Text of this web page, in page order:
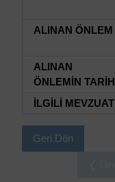
ALINAN ÖNLEM
ALINAN
ÖNLEMİN TARİHİ
İLGİLİ MEVZUAT
Geri Dön